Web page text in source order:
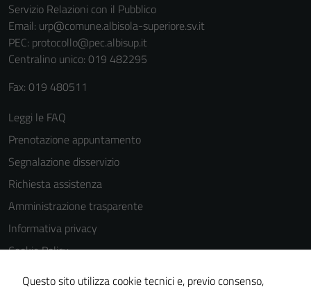
Servizio Relazioni con il Pubblico
Email: urp@comune.albisola-superiore.sv.it
PEC: protocollo@pec.albisup.it
Centralino unico: 019 482295
Fax: 019 480511
Leggi le FAQ
Prenotazione appuntamento
Segnalazione disservizio
Richiesta assistenza
Amministrazione trasparente
Informativa privacy
Cookie Policy
Note legali
Questo sito utilizza cookie tecnici e, previo consenso,